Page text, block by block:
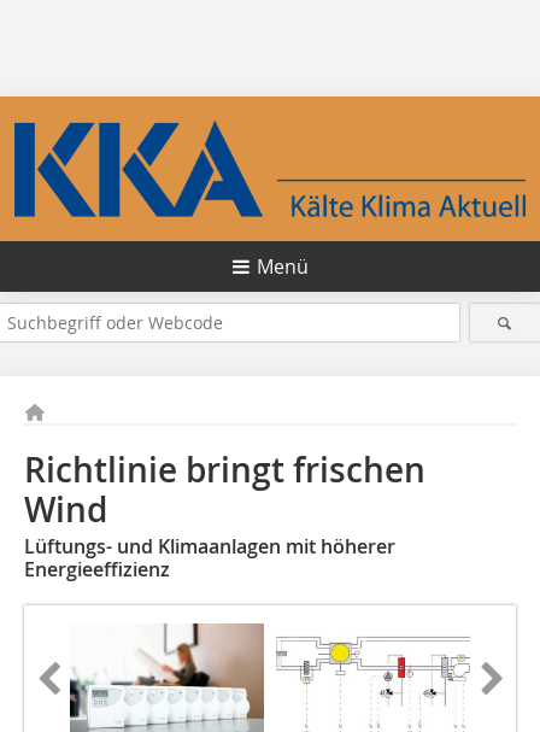
Menü
Richtlinie bringt frischen
Wind
Lüftungs- und Klimaanlagen mit höherer
Energieeffizienz